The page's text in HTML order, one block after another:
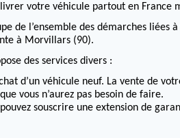
votre véhicule partout en France
de l’ensemble des démarches
à Morvillars (90).
des services divers :
d’un véhicule neuf. La vente de
vous n’aurez pas besoin de faire.
souscrire une extension de